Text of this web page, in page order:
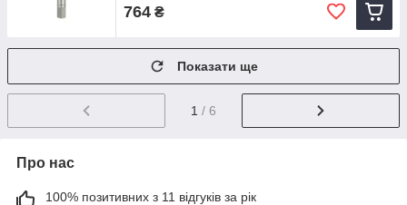
764 ₴
Показати ще
1 / 6
Про нас
100% позитивних з 11 відгуків за рік